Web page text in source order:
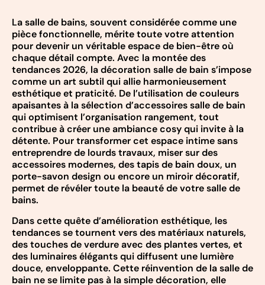
La salle de bains, souvent considérée comme une
pièce fonctionnelle, mérite toute votre attention
pour devenir un véritable espace de bien-être où
chaque détail compte. Avec la montée des
tendances 2026, la décoration salle de bain s’impose
comme un art subtil qui allie harmonieusement
esthétique et praticité. De l’utilisation de couleurs
apaisantes à la sélection d’accessoires salle de bain
qui optimisent l’organisation rangement, tout
contribue à créer une ambiance cosy qui invite à la
détente. Pour transformer cet espace intime sans
entreprendre de lourds travaux, miser sur des
accessoires modernes, des tapis de bain doux, un
porte-savon design ou encore un miroir décoratif,
permet de révéler toute la beauté de votre salle de
bains.
Dans cette quête d’amélioration esthétique, les
tendances se tournent vers des matériaux naturels,
des touches de verdure avec des plantes vertes, et
des luminaires élégants qui diffusent une lumière
douce, enveloppante. Cette réinvention de la salle de
bain ne se limite pas à la simple décoration, elle